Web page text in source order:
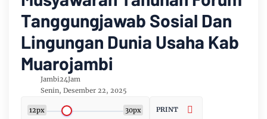
Tanggungjawab Sosial Dan
Lingungan Dunia Usaha Kab
Muarojambi
Jambi24Jam
Senin, Desember 22, 2025
12px 30px PRINT